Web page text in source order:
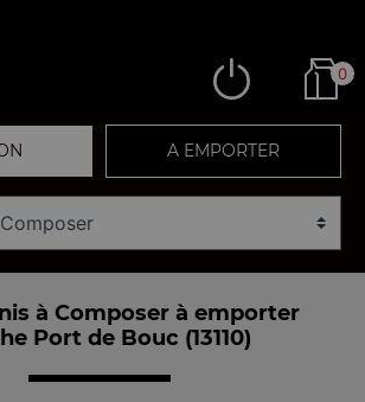
0
A EMPORTER
à Composer à emporter
Port de Bouc (13110)